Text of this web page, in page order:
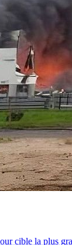
cible la plus